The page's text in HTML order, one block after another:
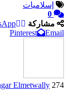
إسلاميات
0
مشاركة
Pinterest
Email
Elmetwally 274 مشاركة